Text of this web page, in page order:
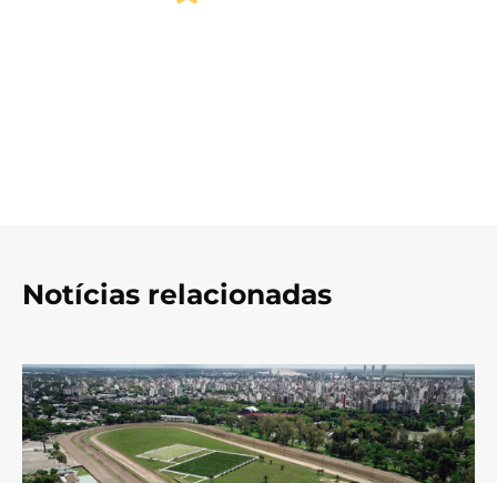
Notícias relacionadas